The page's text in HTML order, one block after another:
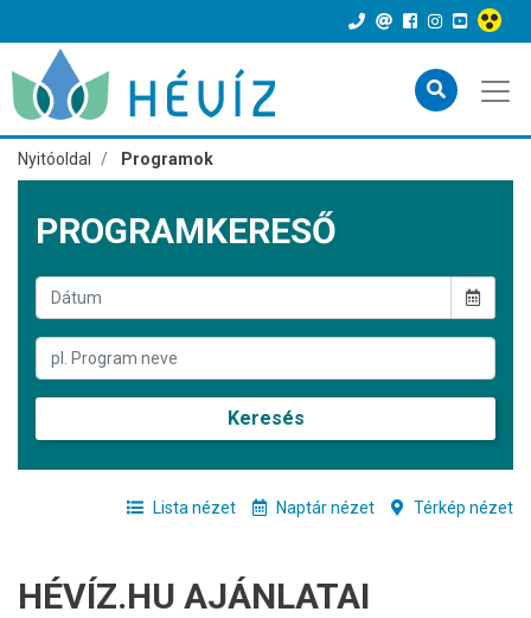
Nyitóoldal Programok
PROGRAMKERESŐ
Keresés
Lista nézet Naptár nézet Térkép nézet
HÉVÍZ.HU AJÁNLATAI